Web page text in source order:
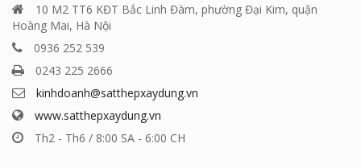
10 M2 TT6 KĐT Bắc Linh Đàm, phường Đại Kim, quận
Hoàng Mai, Hà Nội
0936 252 539
0243 225 2666
kinhdoanh@satthepxaydung.vn
www.satthepxaydung.vn
Th2 - Th6 / 8:00 SA - 6:00 CH